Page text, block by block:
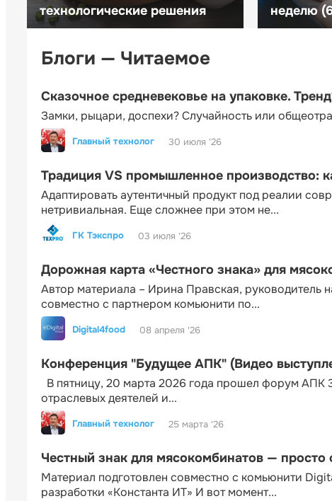
технологические решения
неделю
Блоги — Читаемое
Сказочное средневековье на упаковке.
Замки, рыцари, доспехи? Случайность или
Главный технолог 30 июля '26
Традиция VS промышленное производство:
Адаптировать аутентичный продукт под реалии
нетривиальная. Еще сложнее при этом не...
ГК Тэкспро 03 июля '26
Дорожная карта «Честного знака» для
Автор материала – Ирина Правская, руководитель
совместно с партнером комьюнити по...
Digital4food 08 апреля '26
Конференция "Будущее АПК" (Видео
В пятницу, 20 марта 2026 года прошел форум АПК
отраслевых деятелей и...
Главный технолог 25 марта '26
Честный знак для мясокомбинатов —
Материал подготовлен совместно с комьюнити
разработки «Константа ИТ» И вот момент...